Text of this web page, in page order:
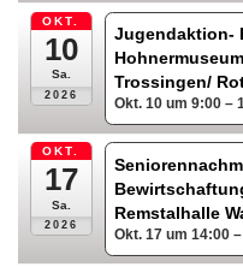
OKT.
10
Sa.
2026
Jugendaktion-
Trossingen/
Okt. 10 um 9:00 –
OKT.
17
Sa.
2026
Remstalhalle
Okt. 17 um 14:00